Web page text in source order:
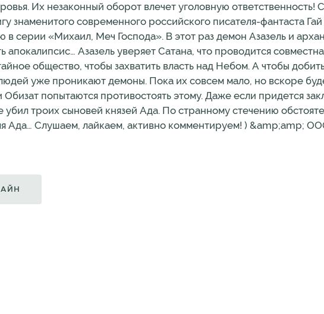
Их незаконный оборот влечет уголовную ответственность!
знаменитого современного российского писателя-фантаста
серии «Михаил, Меч Господа». В этот раз демон Азазель и
апокалипсис… Азазель уверяет Сатана, что проводится
общество, чтобы захватить власть над Небом. А чтобы
уже проникают демоны. Пока их совсем мало, но вскоре
Обизат попытаются противостоять этому. Даже если придется
убил троих сыновей князей Ада. По странному стечению
Ада… Слушаем, лайкаем, активно комментируем! ) &amp;amp;